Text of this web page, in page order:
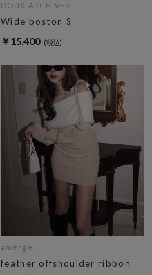
DOUX ARCHIVES
Wide boston S
￥15,400
amerge.
feather offshoulder ribbon